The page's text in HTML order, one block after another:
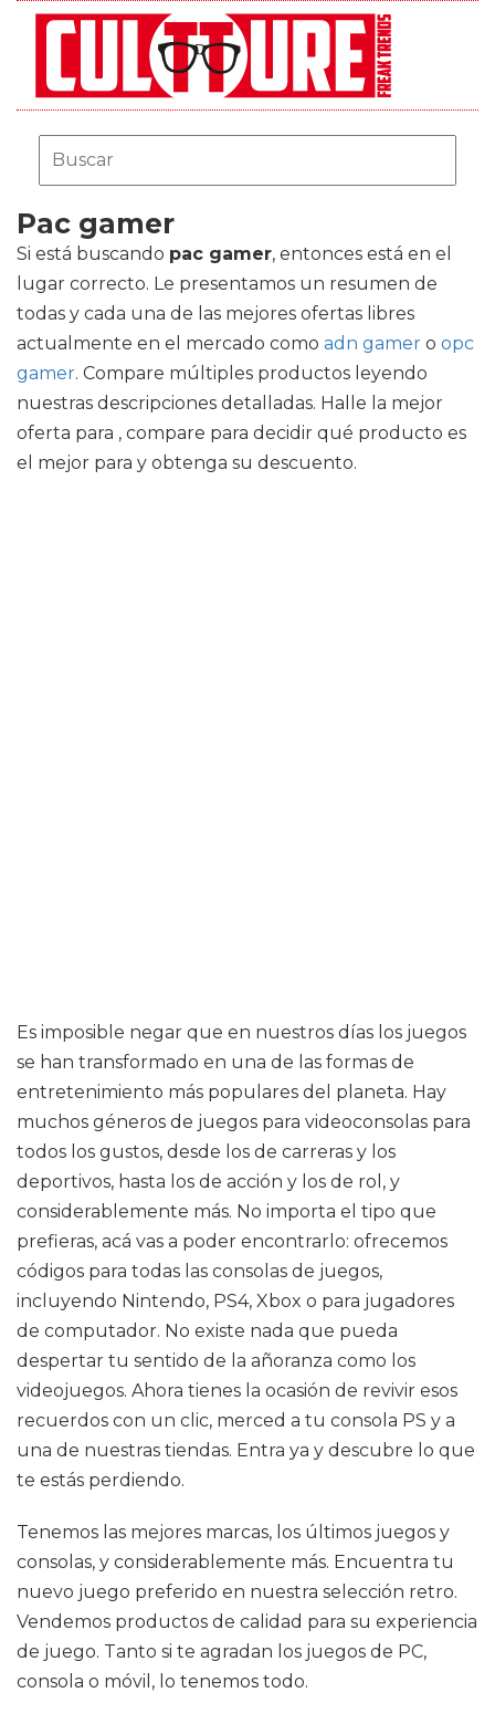
Pac gamer
Si está buscando pac gamer, entonces está en el
lugar correcto. Le presentamos un resumen de
todas y cada una de las mejores ofertas libres
actualmente en el mercado como adn gamer o opc
gamer. Compare múltiples productos leyendo
nuestras descripciones detalladas. Halle la mejor
oferta para , compare para decidir qué producto es
el mejor para y obtenga su descuento.
Es imposible negar que en nuestros días los juegos
se han transformado en una de las formas de
entretenimiento más populares del planeta. Hay
muchos géneros de juegos para videoconsolas para
todos los gustos, desde los de carreras y los
deportivos, hasta los de acción y los de rol, y
considerablemente más. No importa el tipo que
prefieras, acá vas a poder encontrarlo: ofrecemos
códigos para todas las consolas de juegos,
incluyendo Nintendo, PS4, Xbox o para jugadores
de computador. No existe nada que pueda
despertar tu sentido de la añoranza como los
videojuegos. Ahora tienes la ocasión de revivir esos
recuerdos con un clic, merced a tu consola PS y a
una de nuestras tiendas. Entra ya y descubre lo que
te estás perdiendo.
Tenemos las mejores marcas, los últimos juegos y
consolas, y considerablemente más. Encuentra tu
nuevo juego preferido en nuestra selección retro.
Vendemos productos de calidad para su experiencia
de juego. Tanto si te agradan los juegos de PC,
consola o móvil, lo tenemos todo.